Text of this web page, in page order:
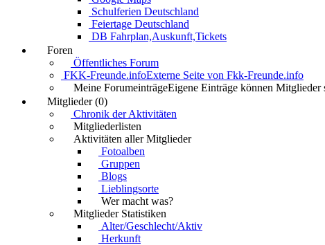
Schulferien Deutschland
Feiertage Deutschland
DB Fahrplan,Auskunft,Tickets
Foren
Öffentliches Forum
FKK-Freunde.infoExterne Seite von Fkk-Freunde.info
Meine ForumeinträgeEigene Einträge können Mitglieder
Mitglieder (0)
Chronik der Aktivitäten
Mitgliederlisten
Aktivitäten aller Mitglieder
Fotoalben
Gruppen
Blogs
Lieblingsorte
Wer macht was?
Mitglieder Statistiken
Alter/Geschlecht/Aktiv
Herkunft